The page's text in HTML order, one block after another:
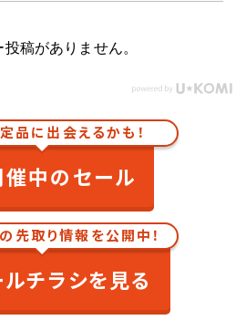
投稿がありません。
品に出会えるかも！
催中のセール
先取り情報を公開中！
ルチラシを見る